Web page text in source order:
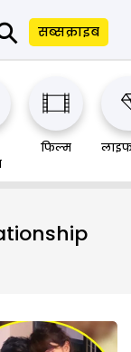
सब्सक्राइब
फिल्म